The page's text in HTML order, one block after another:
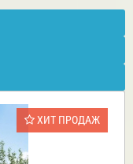
ХИТ ПРОДАЖ